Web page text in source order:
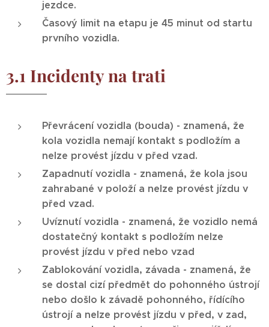
jezdce.
Časový limit na etapu je 45 minut od startu
prvního vozidla.
3.1 Incidenty na trati
Převrácení vozidla (bouda) - znamená, že
kola vozidla nemají kontakt s podložím a
nelze provést jízdu v před vzad.
Zapadnutí vozidla - znamená, že kola jsou
zahrabané v položí a nelze provést jízdu v
před vzad.
Uvíznutí vozidla - znamená, že vozidlo nemá
dostatečný kontakt s podložím nelze
provést jízdu v před nebo vzad
Zablokování vozidla, závada - znamená, že
se dostal cizí předmět do pohonného ústrojí
nebo došlo k závadě pohonného, řídícího
ústrojí a nelze provést jízdu v před, v zad,